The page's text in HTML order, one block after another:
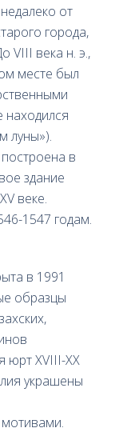
от
города,
VIII века н. э.,
месте был
находился
луны»).
в
здание
веке.
1547 годам.
в 1991
образцы
юрт XVIII-XX
украшены